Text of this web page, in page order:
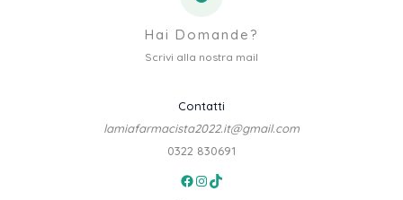
Hai Domande?
Scrivi alla nostra mail
Contatti
lamiafarmacista2022.it@gmail.com
0322 830691
Facebook
Instagram
TikTok